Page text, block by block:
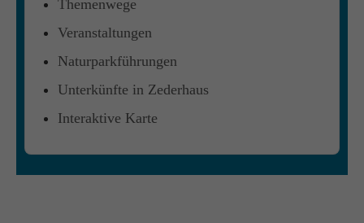
Themenwege
Veranstaltungen
Naturparkführungen
Unterkünfte in Zederhaus
Interaktive Karte